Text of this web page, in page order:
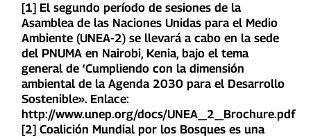
[1] El segundo período de sesiones de la
Asamblea de las Naciones Unidas para el Medio
Ambiente (UNEA-2) se llevará a cabo en la sede
del PNUMA en Nairobi, Kenia, bajo el tema
general de ‘Cumpliendo con la dimensión
ambiental de la Agenda 2030 para el Desarrollo
Sostenible». Enlace:
http://www.unep.org/docs/UNEA_2_Brochure.pdf
[2] Coalición Mundial por los Bosques es una